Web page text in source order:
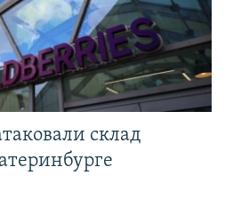
склад